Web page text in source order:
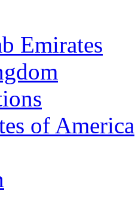
Emirates
of America